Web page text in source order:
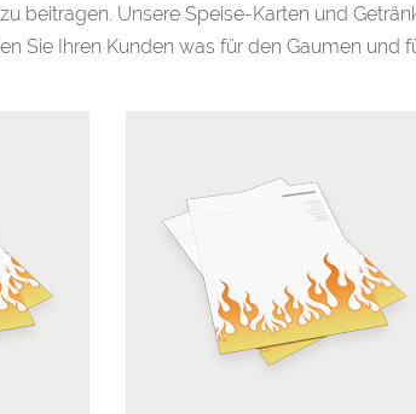
beitragen. Unsere Speise-Karten und
Sie Ihren Kunden was für den Gaumen und